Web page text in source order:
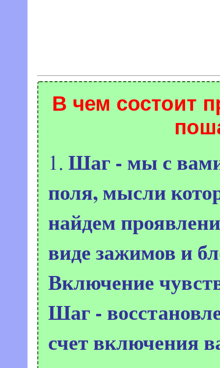
В чем состоит
1. Шаг - мы с
поля, мысли
найдем
виде зажимов и
Включение
Шаг -
счет включения